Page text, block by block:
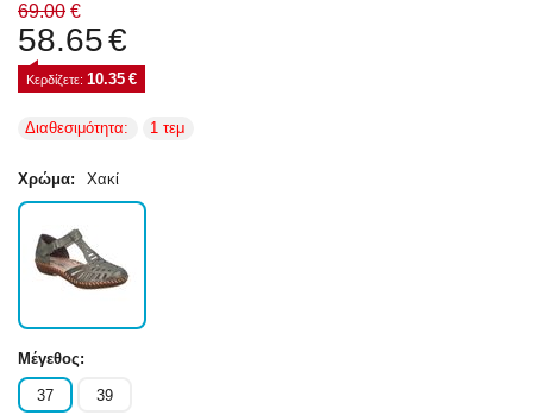
69.00 €
58.65€
Κερδίζετε: 10.35 €
Διαθεσιμότητα: 1 τεμ
Χρώμα: Χακί
Μέγεθος:
37 39